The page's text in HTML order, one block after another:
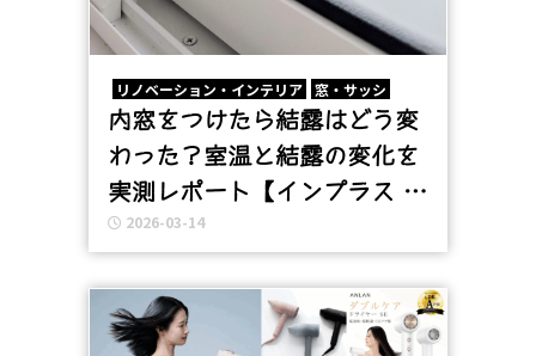
リノベーション・インテリア 窓・サッシ
内窓をつけたら結露はどう変
わった？室温と結露の変化を
実測レポート【インプラス ス
ペーシアクール】
2026-03-14